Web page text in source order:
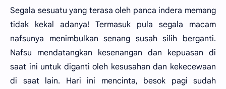
Segala sesuatu yang terasa oleh panca indera memang
tidak kekal adanya! Termasuk pula segala macam
nafsunya menimbulkan senang susah silih berganti.
Nafsu mendatangkan kesenangan dan kepuasan di
saat ini untuk diganti oleh kesusahan dan kekecewaan
di saat lain. Hari ini mencinta, besok pagi sudah